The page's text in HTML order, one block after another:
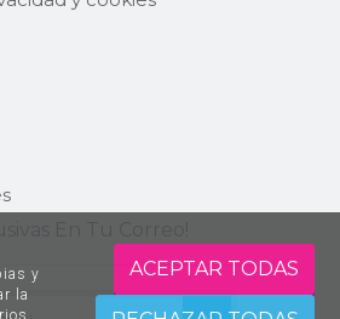
y
la
ACEPTAR TODAS